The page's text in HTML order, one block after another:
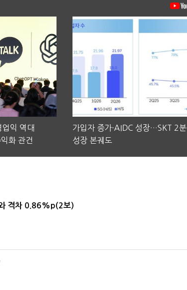
업익 역대
화 관건
가입자 증가·AIDC 성장…SKT 2
성장 본궤도
격차 0.86%p(2보)